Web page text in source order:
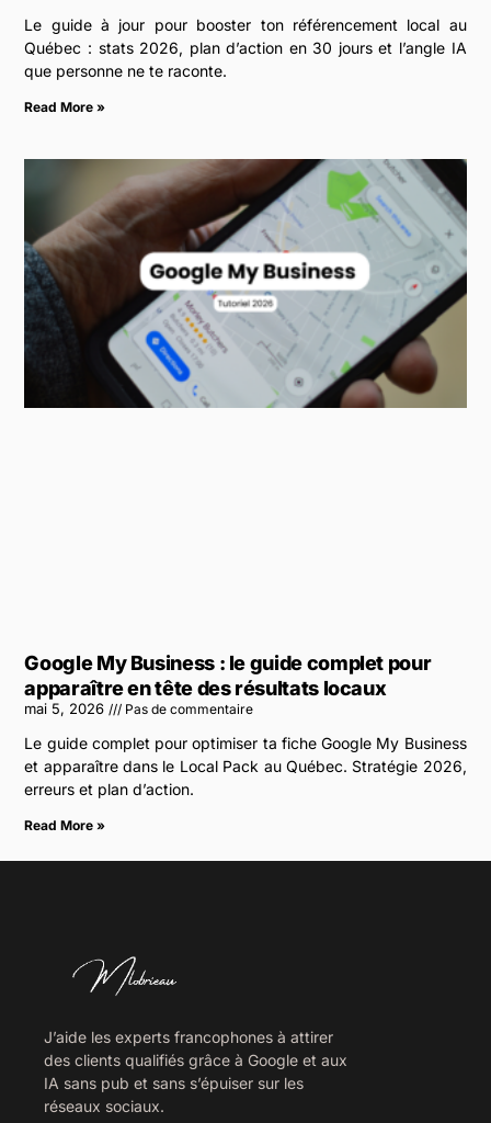
Le guide à jour pour booster ton référencement local au
Québec : stats 2026, plan d’action en 30 jours et l’angle IA
que personne ne te raconte.
Read More »
Google My Business : le guide complet pour
apparaître en tête des résultats locaux
mai 5, 2026 Pas de commentaire
Le guide complet pour optimiser ta fiche Google My Business
et apparaître dans le Local Pack au Québec. Stratégie 2026,
erreurs et plan d’action.
Read More »
J’aide les experts francophones à attirer
des clients qualifiés grâce à Google et aux
IA sans pub et sans s’épuiser sur les
réseaux sociaux.